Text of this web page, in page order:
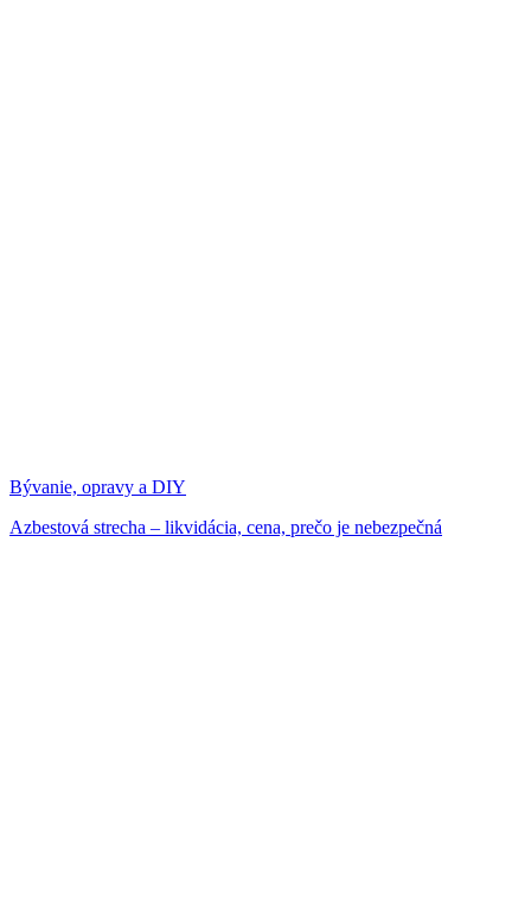
Bývanie, opravy a DIY
Azbestová strecha – likvidácia, cena, prečo je nebezpečná